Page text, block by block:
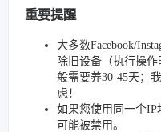
重要提醒
大多数Facebook/
除旧设备（执行操
般需要养30-45天；
虑！
如果您使用同一个
可能被禁用。